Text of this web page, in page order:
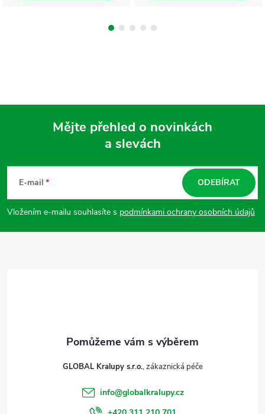
p
a
Mějte přehled o novinkách
a slevách
E-mail
Vložením e-mailu souhlasíte s podmínkami ochrany osobních údajů
ODEBÍRAT
GLOBAL Kralupy s.r.o.
info@globalkralupy.cz